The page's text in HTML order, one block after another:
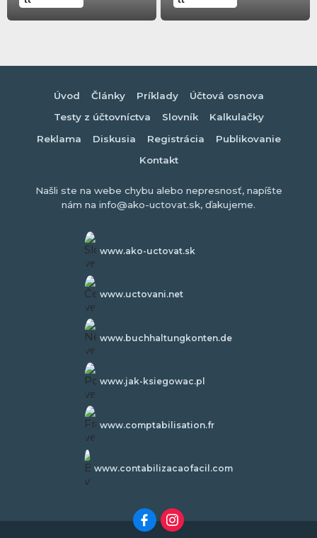
Úvod Články Príklady
Účtová osnova
Testy z účtovníctva
Slovník
Kalkulačky
Reklama
Diskusia Registrácia
Publikovanie
Kontakt
Našli ste na webe chybu alebo nepresnosť, napíšte
nám na info@ako-uctovat.sk, ďakujeme.
www.ako-uctovat.sk
www.uctovani.net
www.buchhaltungkonten.de
www.jak-ksiegowac.pl
www.comptabilisation.fr
www.contabilizacaofacil.com